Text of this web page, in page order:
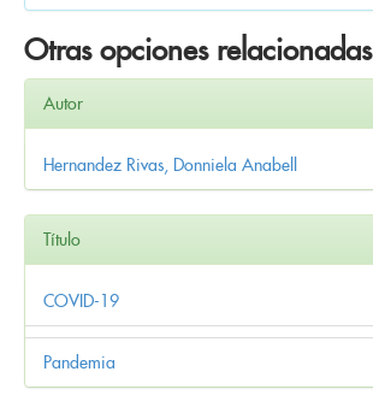
Otras opciones relacionadas
Autor
Hernandez Rivas, Donniela Anabell
Título
COVID-19
Pandemia